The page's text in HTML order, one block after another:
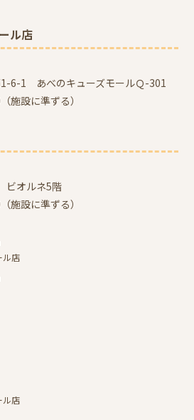
ル店
1-6-1 あべのキューズモールＱ-301
施設に準ずる）
ビオルネ5階
施設に準ずる）
ル店
ル店